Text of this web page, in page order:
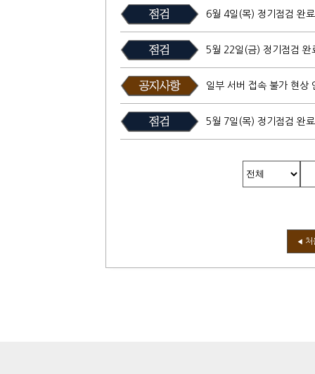
6월 4일(목) 정기점검 완
5월 22일(금) 정기점검 완
일부 서버 접속 불가 현상
5월 7일(목) 정기점검 완료
◀ 처